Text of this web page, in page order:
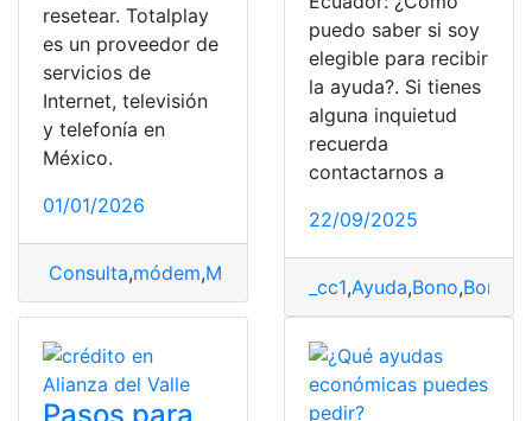
resetear. Totalplay
es un proveedor de
servicios de
Internet, televisión
y telefonía en
México.
01/01/2026
Consulta,módem,Módem de Totalplay
puedo saber si soy
elegible para recibir
la ayuda?. Si tienes
alguna inquietud
recuerda
contactarnos a
22/09/2025
_cc1,Ayuda,Bono,Bono